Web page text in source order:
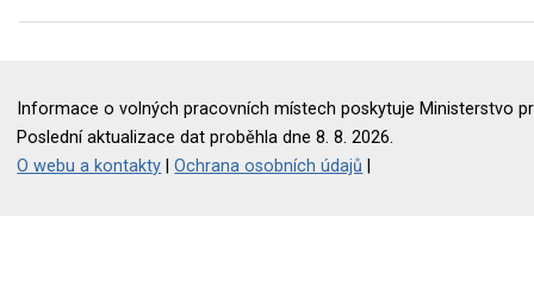
Informace o volných pracovních místech poskytuje Ministerstvo
Poslední aktualizace dat proběhla dne 8. 8. 2026.
O webu a kontakty |Ochrana osobních údajů